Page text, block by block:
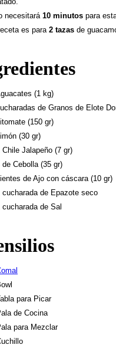
necesitará 10 minutos para
es para2 tazas de
(1 kg)
de Granos de Elote
(150 gr)
(30 gr)
Chile Jalapeño (7 gr)
de Cebolla (35 gr)
de Ajo con cáscara (10 gr)
cucharada de Epazote seco
cucharada de Sal
para Picar
de Cocina
para Mezclar